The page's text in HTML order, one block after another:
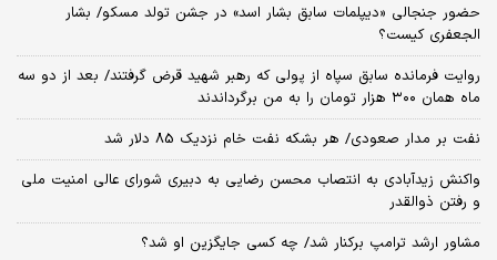
حضور جنجالی «دیپلمات سابق بشار اسد» در جشن تولد مسکو/ بشار
الجعفری کیست؟
روایت فرمانده سابق سپاه از پولی که رهبر شهید قرض گرفتند/ بعد از دو سه
ماه همان ۳۰۰ هزار تومان را به من برگرداندند
نفت بر مدار صعودی/ هر بشکه نفت خام نزدیک 85 دلار شد
واکنش زیدآبادی به انتصاب محسن رضایی به دبیری شورای عالی امنیت ملی
و رفتن ذوالقدر
مشاور ارشد ترامپ برکنار شد/ چه کسی جایگزین او شد؟